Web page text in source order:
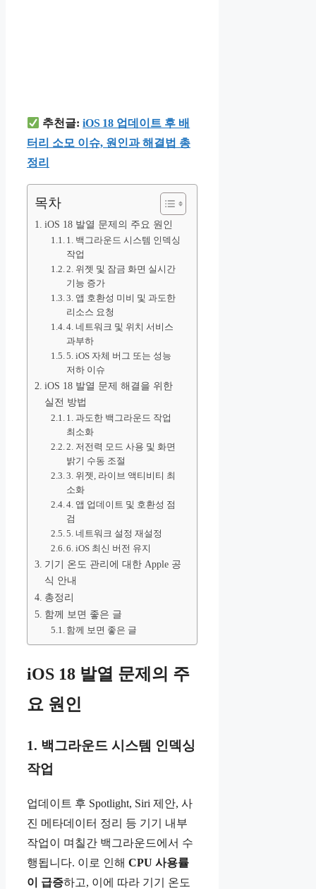
추천글:iOS 18 업데이트 후 배
터리 소모 이슈, 원인과 해결법 총
정리
목차
iOS 18 발열 문제의 주요 원인
1. 백그라운드 시스템 인덱싱
작업
2. 위젯 및 잠금 화면 실시간
기능 증가
3. 앱 호환성 미비 및 과도한
리소스 요청
4. 네트워크 및 위치 서비스
과부하
5. iOS 자체 버그 또는 성능
저하 이슈
iOS 18 발열 문제 해결을 위한
실전 방법
1. 과도한 백그라운드 작업
최소화
2. 저전력 모드 사용 및 화면
밝기 수동 조절
3. 위젯, 라이브 액티비티 최
소화
4. 앱 업데이트 및 호환성 점
검
5. 네트워크 설정 재설정
6. iOS 최신 버전 유지
기기 온도 관리에 대한 Apple 공
식 안내
총정리
함께 보면 좋은 글
함께 보면 좋은 글
iOS 18 발열 문제의 주
요 원인
1. 백그라운드 시스템 인덱싱
작업
업데이트 후 Spotlight, Siri 제안, 사
진 메타데이터 정리 등 기기 내부
작업이 며칠간 백그라운드에서 수
행됩니다. 이로 인해 CPU 사용률
이 급증하고, 이에 따라 기기 온도